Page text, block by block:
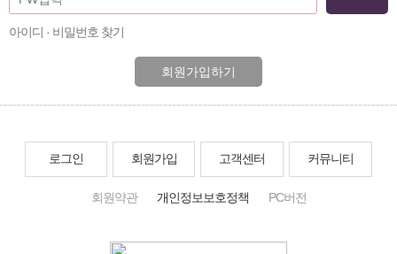
아이디 · 비밀번호 찾기
회원가입하기
로그인 회원가입 고객센터 커뮤니티
회원약관 개인정보보호정책 PC버전